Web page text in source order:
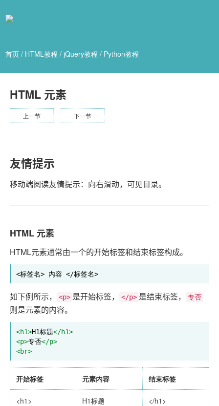
首页 / HTML教程 /jQuery教程 / Python教程
HTML 元素
上一节 下一节
友情提示
移动端阅读友情提示：向右滑动，可见目录。
HTML 元素
HTML元素通常由一个的开始标签和结束标签构成。
<标签名> 内容 </标签名>
如下例所示， <p> 是开始标签， </p> 是结束标签， 专否
则是元素的内容。
<h1>H1标题</h1>
<p>专否</p>
<br>
开始标签 元素内容 结束标签
<h1> H1标题 </h1>